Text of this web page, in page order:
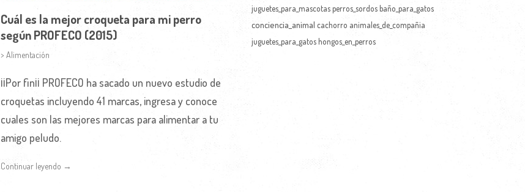
Cuál es la mejor croqueta para mi perro
según PROFECO (2015)
> Alimentación
¡¡Por fin¡¡ PROFECO ha sacado un nuevo estudio de
croquetas incluyendo 41 marcas, ingresa y conoce
cuales son las mejores marcas para alimentar a tu
amigo peludo.
Continuar leyendo →
juguetes_para_mascotas perros_sordos baño_para_gatos
conciencia_animal cachorro animales_de_compañia
juguetes_para_gatos hongos_en_perros